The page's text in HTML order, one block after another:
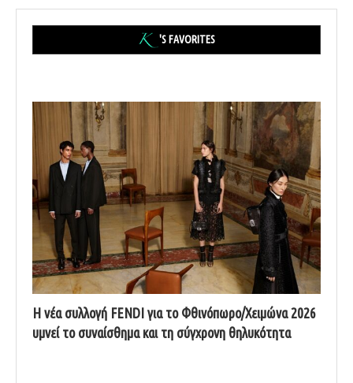
'S FAVORITES
Η νέα συλλογή FENDI για το Φθινόπωρο/Χειμώνα 2026
υμνεί το συναίσθημα και τη σύγχρονη θηλυκότητα